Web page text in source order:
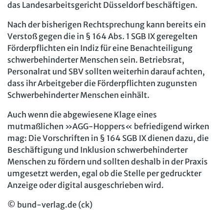
das Landesarbeitsgericht Düsseldorf beschäftigen.
Nach der bisherigen Rechtsprechung kann bereits ein
Verstoß gegen die in § 164 Abs. 1 SGB IX geregelten
Förderpflichten ein Indiz für eine Benachteiligung
schwerbehinderter Menschen sein. Betriebsrat,
Personalrat und SBV sollten weiterhin darauf achten,
dass ihr Arbeitgeber die Förderpflichten zugunsten
Schwerbehinderter Menschen einhält.
Auch wenn die abgewiesene Klage eines
mutmaßlichen »AGG-Hoppers« befriedigend wirken
mag: Die Vorschriften in § 164 SGB IX dienen dazu, die
Beschäftigung und Inklusion schwerbehinderter
Menschen zu fördern und sollten deshalb in der Praxis
umgesetzt werden, egal ob die Stelle per gedruckter
Anzeige oder digital ausgeschrieben wird.
© bund-verlag.de (ck)